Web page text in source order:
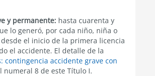
y permanente: hasta cuarenta y
lo generó, por cada niño, niña o
el inicio de la primera licencia
el accidente. El detalle de la
contingencia accidente grave con
numeral 8 de este Título I.